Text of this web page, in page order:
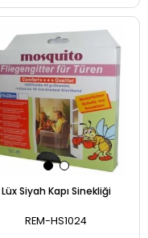
Sepete Ekle
Lüx Siyah Kapı Sinekliği
REM-HS1024